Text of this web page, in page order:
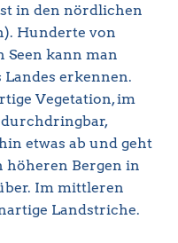
in den nördlichen
Hunderte von
Seen kann man
erkennen.
Vegetation, im
etwas ab und geht
höheren Bergen in
Im mittleren
Landstriche.